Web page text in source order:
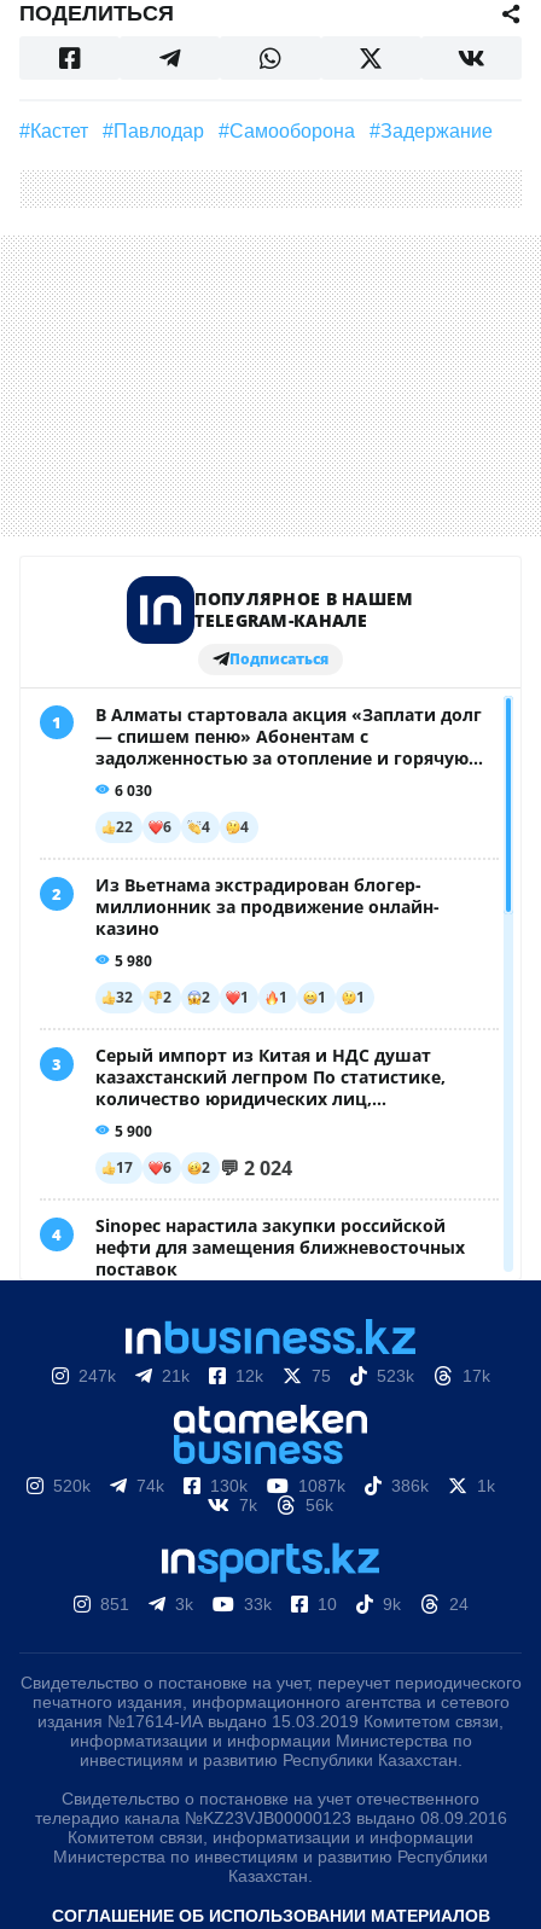
ПОДЕЛИТЬСЯ
#кастет #Павлодар #самооборона #задержание
247k 21k 12k 75 523k 17k
520k 74k 130k 1087k 386k
1k
7k
56k
851 3k 33k 10 9k 24
Свидетельство о постановке на учет, переучет периодического
печатного издания, информационного агентства и сетевого
издания №17614-ИА выдано 15.03.2019 Комитетом связи,
информатизации и информации Министерства по
инвестициям и развитию Республики Казахстан.
Свидетельство о постановке на учет отечественного
телерадио канала №KZ23VJB00000123 выдано 08.09.2016
Комитетом связи, информатизации и информации
Министерства по инвестициям и развитию Республики
Казахстан.
СОГЛАШЕНИЕ ОБ ИСПОЛЬЗОВАНИИ МАТЕРИАЛОВ